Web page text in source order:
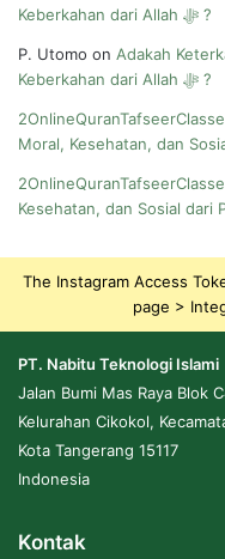
Keberkahan dari Allah ﷻ ?
P. Utomo on Adakah
Keberkahan dari Allah ﷻ ?
Moral, Kesehatan, dan
Kesehatan, dan Sosial dari
The Instagram Access
page >
PT. Nabitu Teknologi Islami
Jalan Bumi Mas Raya Blok
Kelurahan Cikokol,
Kota Tangerang 15117
Indonesia
Kontak